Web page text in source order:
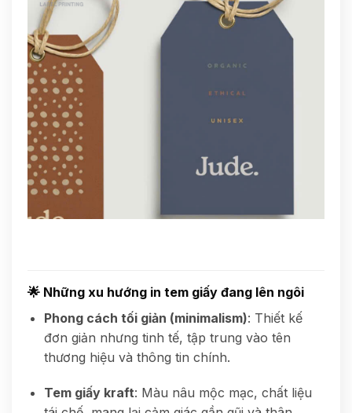
🌟 Những xu hướng in tem giấy đang lên ngôi
Phong cách tối giản (minimalism): Thiết kế
đơn giản nhưng tinh tế, tập trung vào tên
thương hiệu và thông tin chính.
Tem giấy kraft: Màu nâu mộc mạc, chất liệu